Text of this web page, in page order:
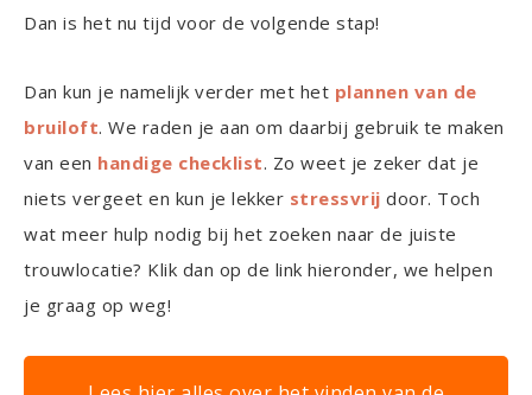
Dan is het nu tijd voor de volgende stap!
Dan kun je namelijk verder met het plannen van de
bruiloft. We raden je aan om daarbij gebruik te maken
van een handige checklist. Zo weet je zeker dat je
niets vergeet en kun je lekker stressvrij door. Toch
wat meer hulp nodig bij het zoeken naar de juiste
trouwlocatie? Klik dan op de link hieronder, we helpen
je graag op weg!